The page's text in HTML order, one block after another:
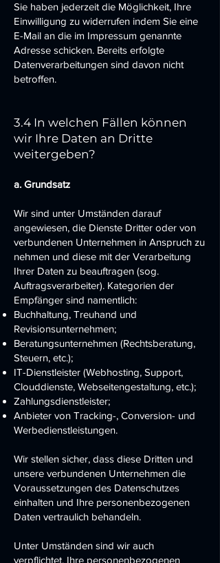
Sie haben jederzeit die Möglichkeit, Ihre
Einwilligung zu widerrufen indem Sie eine
E-Mail an die im Impressum genannte
Adresse schicken. Bereits erfolgte
Datenverarbeitungen sind davon nicht
betroffen.
3.4 In welchen Fällen können
wir Ihre Daten an Dritte
weitergeben?
a. Grundsatz
Wir sind unter Umständen darauf
angewiesen, die Dienste Dritter oder von
verbundenen Unternehmen in Anspruch zu
nehmen und diese mit der Verarbeitung
Ihrer Daten zu beauftragen (sog.
Auftragsverarbeiter). Kategorien der
Empfänger sind namentlich:
Buchhaltung, Treuhand und
Revisionsunternehmen;
Beratungsunternehmen (Rechtsberatung,
Steuern, etc.);
IT-Dienstleister (Webhosting, Support,
Clouddienste, Webseitengestaltung, etc.);
Zahlungsdienstleister;
Anbieter von Tracking-, Conversion- und
Werbedienstleistungen.
Wir stellen sicher, dass diese Dritten und
unsere verbundenen Unternehmen die
Voraussetzungen des Datenschutzes
einhalten und Ihre personenbezogenen
Daten vertraulich behandeln.
Unter Umständen sind wir auch
verpflichtet, Ihre personenbezogenen